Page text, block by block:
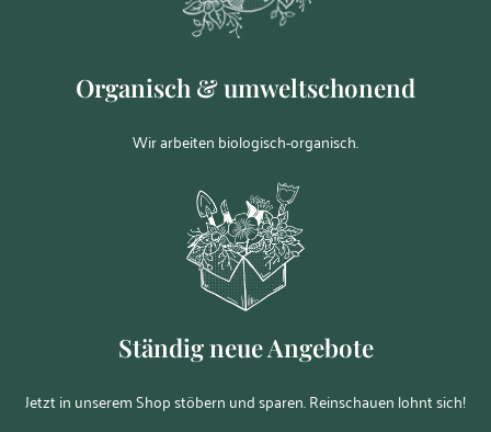
Organisch & umweltschonend
Wir arbeiten biologisch-organisch.
Ständig neue Angebote
Jetzt in unserem Shop stöbern und sparen. Reinschauen lohnt sich!